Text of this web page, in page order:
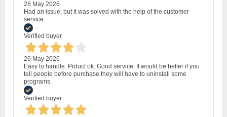
28 May 2026
Had an issue, but it was solved with the help of the customer
service.
Verified buyer
26 May 2026
Easy to handle. Prduct ok. Good service. It would be better if you
tell people before purchase they will have to uninstall some
programs.
Verified buyer